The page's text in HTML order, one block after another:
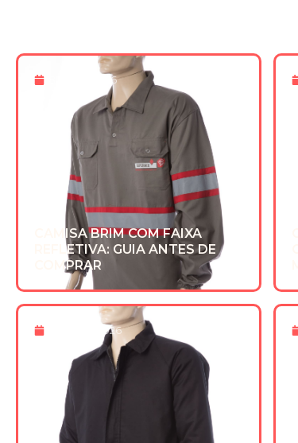
8 De Jul 2026
CAMISA BRIM COM FAIXA
REFLETIVA: GUIA ANTES DE
COMPRAR
8 De Abr 2026